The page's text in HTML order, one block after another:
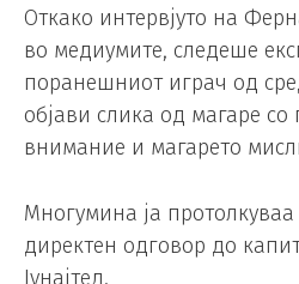
Откако интервјуто на
во медиумите, следеше
поранешниот играч од
објави слика од магаре со
внимание и магарето
Многумина ја протолкуваа
директен одговор до
Јунајтед.